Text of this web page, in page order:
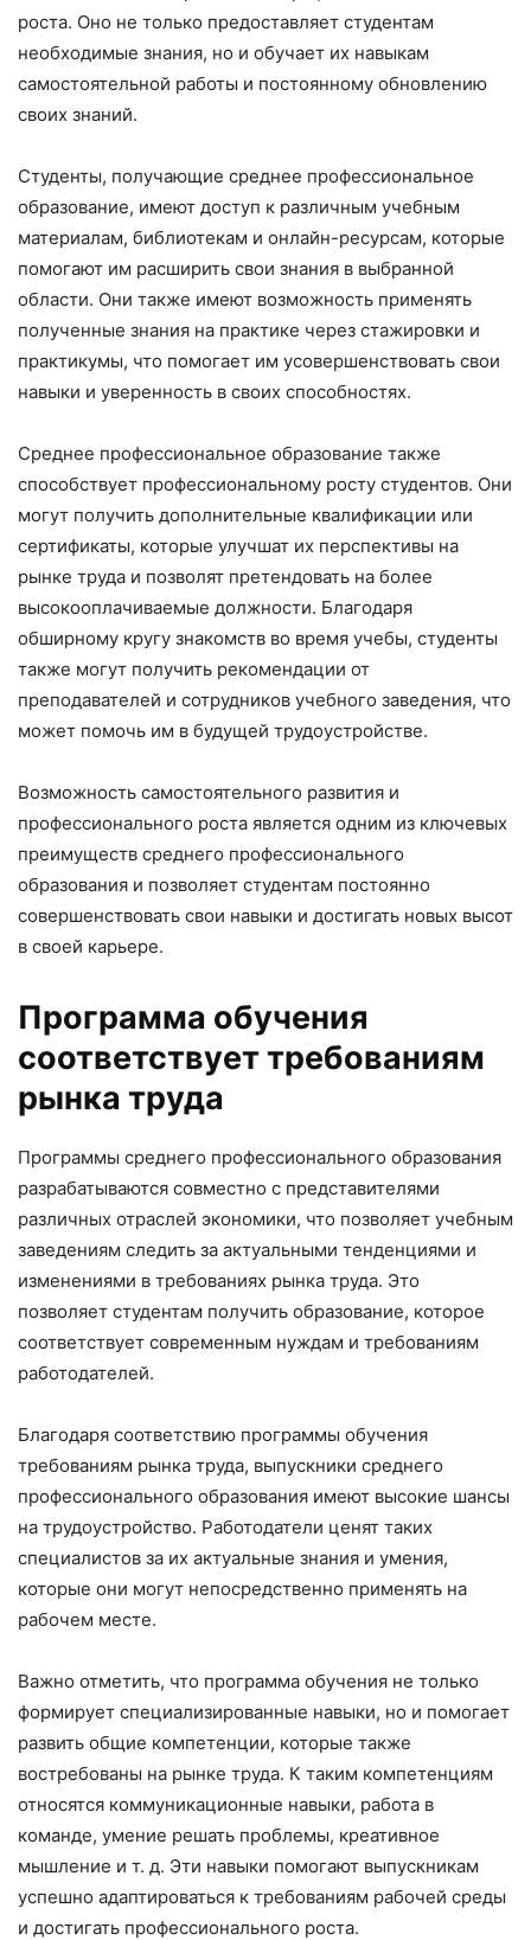
роста. Оно не только предоставляет студентам
необходимые знания, но и обучает их навыкам
самостоятельной работы и постоянному обновлению
своих знаний.
Студенты, получающие среднее профессиональное
образование, имеют доступ к различным учебным
материалам, библиотекам и онлайн-ресурсам, которые
помогают им расширить свои знания в выбранной
области. Они также имеют возможность применять
полученные знания на практике через стажировки и
практикумы, что помогает им усовершенствовать свои
навыки и уверенность в своих способностях.
Среднее профессиональное образование также
способствует профессиональному росту студентов. Они
могут получить дополнительные квалификации или
сертификаты, которые улучшат их перспективы на
рынке труда и позволят претендовать на более
высокооплачиваемые должности. Благодаря
обширному кругу знакомств во время учебы, студенты
также могут получить рекомендации от
преподавателей и сотрудников учебного заведения, что
может помочь им в будущей трудоустройстве.
Возможность самостоятельного развития и
профессионального роста является одним из ключевых
преимуществ среднего профессионального
образования и позволяет студентам постоянно
совершенствовать свои навыки и достигать новых высот
в своей карьере.
Программа обучения
соответствует требованиям
рынка труда
Программы среднего профессионального образования
разрабатываются совместно с представителями
различных отраслей экономики, что позволяет учебным
заведениям следить за актуальными тенденциями и
изменениями в требованиях рынка труда. Это
позволяет студентам получить образование, которое
соответствует современным нуждам и требованиям
работодателей.
Благодаря соответствию программы обучения
требованиям рынка труда, выпускники среднего
профессионального образования имеют высокие шансы
на трудоустройство. Работодатели ценят таких
специалистов за их актуальные знания и умения,
которые они могут непосредственно применять на
рабочем месте.
Важно отметить, что программа обучения не только
формирует специализированные навыки, но и помогает
развить общие компетенции, которые также
востребованы на рынке труда. К таким компетенциям
относятся коммуникационные навыки, работа в
команде, умение решать проблемы, креативное
мышление и т. д. Эти навыки помогают выпускникам
успешно адаптироваться к требованиям рабочей среды
и достигать профессионального роста.